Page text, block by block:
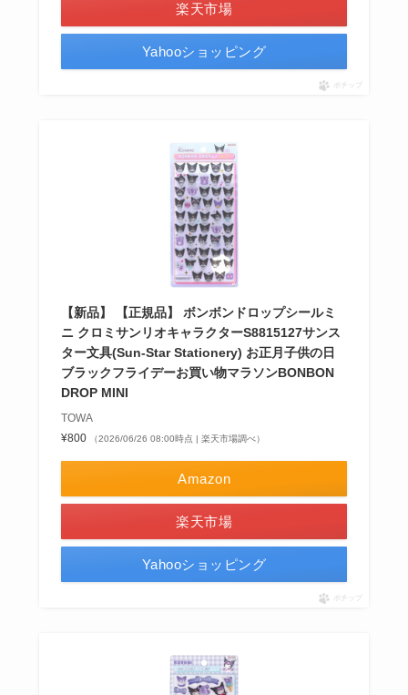
楽天市場
Yahooショッピング
ポチップ
【新品】 【正規品】 ボンボンドロップシールミ
ニ クロミサンリオキャラクターS8815127サンス
ター文具(Sun-Star Stationery) お正月子供の日
ブラックフライデーお買い物マラソンBONBON
DROP MINI
TOWA
¥800
（2026/06/26 08:00時点 | 楽天市場調べ）
Amazon
楽天市場
Yahooショッピング
ポチップ